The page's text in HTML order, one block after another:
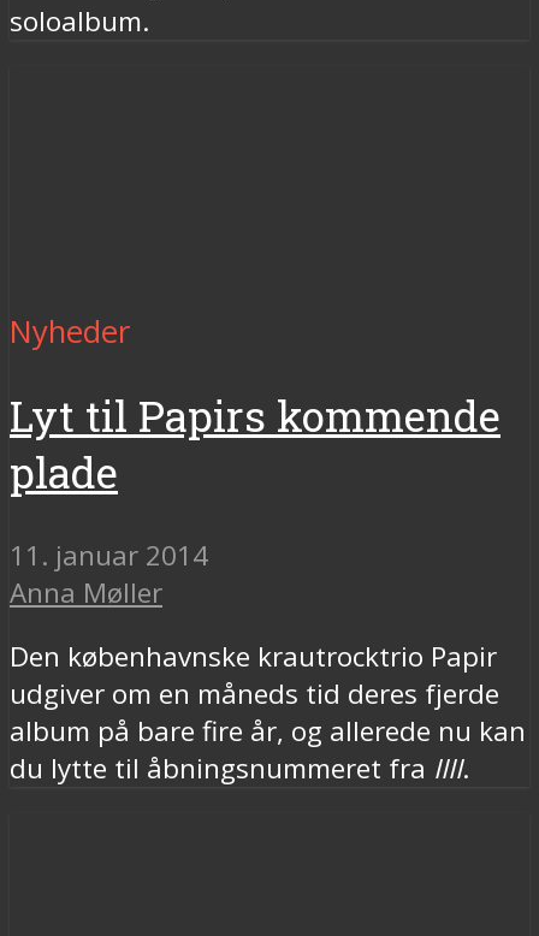
soloalbum.
Nyheder
Lyt til Papirs kommende
plade
11. januar 2014
Anna Møller
Den københavnske krautrocktrio Papir
udgiver om en måneds tid deres fjerde
album på bare fire år, og allerede nu kan
du lytte til åbningsnummeret fra IIII.